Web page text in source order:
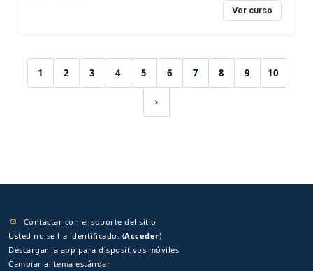
Ver curso
1
(current)
2 3 4 5 6 7 8 9 10
Contactar con el soporte del sitio
Usted no se ha identificado. (Acceder)
Descargar la app para dispositivos móviles
Cambiar al tema estándar